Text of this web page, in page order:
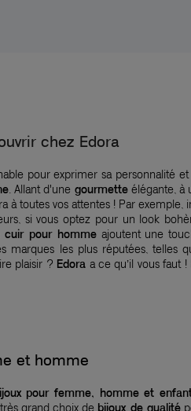
chez Edora
pour exprimer sa personnalité
. Allant d'une gourmetteélégante, à
à toutes vos attentes ! Par exemple,
si vous optez pour un look
cuir pour hommeajoutent une
marques les plus réputées, telles
plaisir ? Edora a ce qu’il vous faut
et homme
pour femme, homme et
grand choix de bijoux de qualité